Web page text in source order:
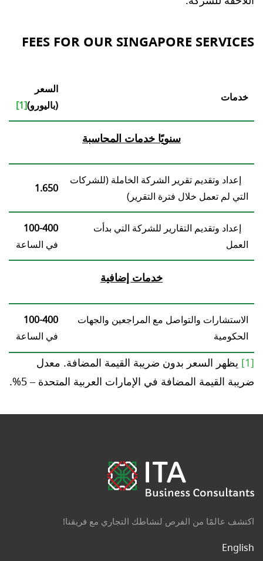
FEES FOR OUR SINGAPORE SERVICES
خدمات
السعر
(باليورو)[1]
سنويًا خدمات المحاسبة
إعداد وتقديم تقرير الشركة الخاملة (للشركات
التي لم تعمل خلال فترة التقرير)
1.650
إعداد وتقديم التقارير للشركة التي بدأت
العمل
100-400
في الساعة
خدمات إضافية
الاستشارات والتواصل مع المراجعين والجهات
الحكومية
100-400
في الساعة
[1]
يظهر السعر بدون ضريبة القيمة المضافة. معدل
ضريبة القيمة المضافة في الإمارات العربية المتحدة – 5%.
اكتشف عالمًا من الفرص لنشاطك التجاري مع فريقنا!
English